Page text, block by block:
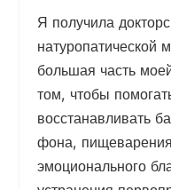
Я получила
натуропатической
большая часть
том, чтобы
восстанавливать
фона,
эмоционального